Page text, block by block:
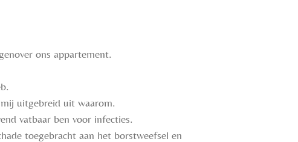
ons appartement.
uitgebreid uit waarom.
vatbaar ben voor infecties.
toegebracht aan het borstweefsel en